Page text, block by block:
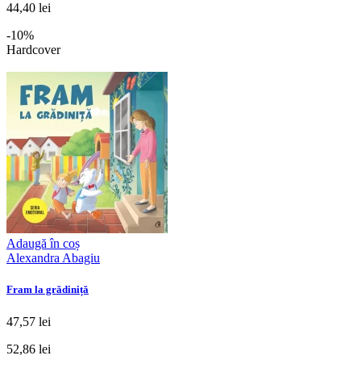
44,40 lei
-10%
Hardcover
Adaugă în coș
Alexandra Abagiu
Fram la grădiniță
47,57 lei
52,86 lei